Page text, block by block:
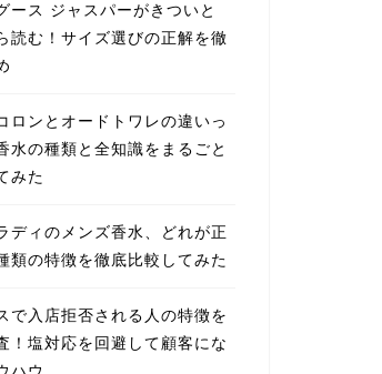
ース ジャスパーがきついと
読む！サイズ選びの正解を徹
ロンとオードトワレの違いっ
水の種類と全知識をまるごと
みた
ディのメンズ香水、どれが正
類の特徴を徹底比較してみた
で入店拒否される人の特徴を
！塩対応を回避して顧客にな